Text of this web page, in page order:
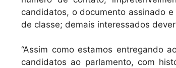
candidatos, o documento assinado
de classe; demais interessados
“Assim como estamos entregando
candidatos ao parlamento, com